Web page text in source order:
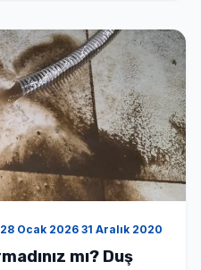
Ocak 2026 31 Aralık 2020
mı? Duş